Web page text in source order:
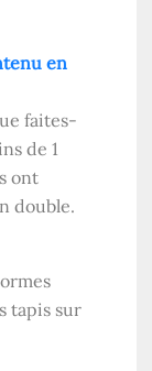
en
faites-
de 1
ont
double.
tapis sur